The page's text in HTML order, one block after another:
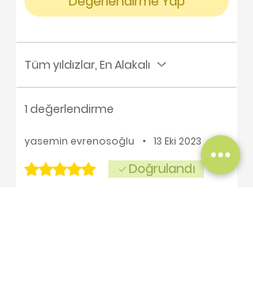
Tüm yıldızlar, En Alakalı
1 değerlendirme
yasemin evrenosoğlu • 13 Eki 2023
5 üzerinden 5 yıldızDoğrulandı